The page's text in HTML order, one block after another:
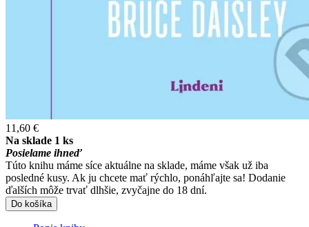
11,60 €
Na sklade 1 ks
Posielame ihneď
Túto knihu máme síce aktuálne na sklade, máme však už iba
posledné kusy. Ak ju chcete mať rýchlo, ponáhľajte sa! Dodanie
ďalších môže trvať dlhšie, zvyčajne do 18 dní.
Do košíka